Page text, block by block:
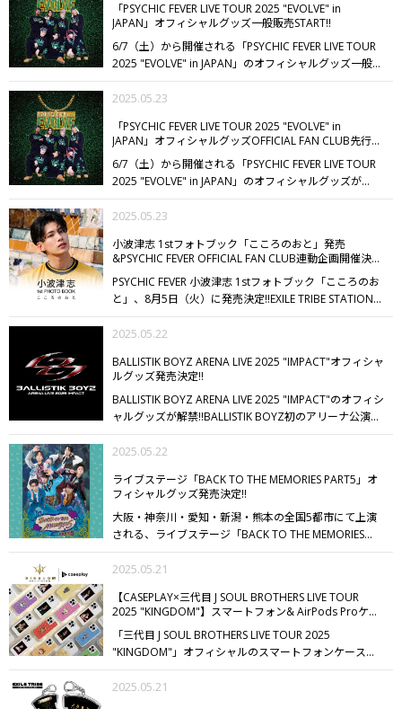
させていただきます。
場!!EXILE ATSUSHI LIVE TOUR 2025 "Heart to Heart" ～
復活祭～、"Heart to Heart" Season 2グッズを10,000
円以上お買い上げの方には「Heart to Heart ビニールバ
ッグ」をプレゼント!!グッズをGETして、「EXILE
ATSUSHI LIVE TOUR 2025 "Heart to Heart" Season 2」
をさらに盛り上げましょう!!
日：5/27（火）12:00■EXILE TRIBE STATION by Tree
Village YOKOHAMA発売日：5/27（火）11:00
※混雑時
にはデジタル入場整理券を発行し入場規制をさせていた
だきます。詳細につきましては、発売前日20:00までに
よりXにてご案内いたします。
「PSYCHIC FEVER LIVE TOUR 2025 "EVOLVE" in
JAPAN」オフィシャルグッズ一般販売START!!
6/7（土）から開催される「PSYCHIC FEVER LIVE TOUR
2025 "EVOLVE" in JAPAN」のオフィシャルグッズ一般販
売がSTARTしました!!会場を“EVOLVE”カラーのグリーン
に染めるサインライトや”PSYCHIC FEVER”の文字がSNS
風ツアーロゴが存在感抜群のツアーTシャツはスタイル
アップできるドローコード付きクロップド丈も登場!!ま
た、撮り下ろしフォトを使用したレトロポップなデザイ
ンのBIGフォトTシャツもラインナップ☆ぜひお好みのデ
ザインのTシャツを身につけてLIVEを楽しんでください!!
そのほかコーディネートのワンポイントにぴったりなメ
ーンをあしらったヘアピンセット、撮り下ろしフォトを
使用したアクリルスタンド・フォトカード、キャラクタ
ーフォトカードケースキーホルダーなど日常でも楽しめ
るアイテムにも大注目!!さらに、PSYCHIC FEVERを象徴
するロゴネックレスがラバーネックレスになって登場!!
ビビッドなカラーが目立つこと間違いなし♪
インのネームグラフィックをステッカー風に散りばめた
会場限定デザインのラゲッジタグもぜひGETしてくださ
JAPAN」グッズを10,000円以上お買い上げの方にはフォ
トシートをプレゼント!!
「PSYCHIC FEVER LIVE TOUR 2025 "EVOLVE" in
JAPAN」オフィシャルグッズOFFICIAL FAN CLUB先行販
売START!!
2025.05.23
6/7（土）から開催される「PSYCHIC FEVER LIVE TOUR
2025 "EVOLVE" in JAPAN」のオフィシャルグッズが
PSYCHIC FEVER OFFICIAL FAN CLUBを対象に先行販売
STARTしました!!
もバッチリなマフラータオルをはじめ、ネックレス風ツ
アーロゴが存在感抜群のツアーTシャツはスタイルアッ
プできるドローコード付きクロップド丈も登場!!また、
撮り下ろしフォトを使用したレトロポップなデザインの
BIGフォトTシャツもラインナップ☆ぜひお好みのデザイ
ンのTシャツを身につけてLIVEを楽しんでください!!
ックシルバーのポーチ付きエコバッグやラインストーン
をあしらったヘアピンセット、撮り下ろしフォトを使用
したアクリルスタンド・フォトカード、キャラクターフ
ォトカードケースキーホルダーなど日常でも楽しめるア
イテムにも大注目!!さらに、PSYCHIC FEVERを象徴する
ロゴネックレスがラバーネックレスになって登場!!
ッドなカラーが目立つこと間違いなし♪
WEESAデザイン
のネームグラフィックをステッカー風に散りばめた会場
「PSYCHIC FEVER LIVE TOUR 2025 "EVOLVE" in
JAPAN」グッズを10,000円以上お買い上げの方にはフォ
トシートをプレゼント!!【グッズ発売日】＜PSYCHIC
FEVER OFFICIAL FAN CLUB先行販売＞
STATION TOKYO/OSAKA販売期間：5/23（金）12:00～
15:00 ■EXILE TRIBE STATION ONLINE STORE販売期間：
STATION TOKYO/OSAKA販売開始日：5/23（金）15:00
～※5/23（金）12:00～15:00FC先行販売後に一般販売
ご案内となります。
小波津志 1stフォトブック「こころのおと」発売
&PSYCHIC FEVER OFFICIAL FAN CLUB連動企画開催決
2025.05.23
PSYCHIC FEVER 小波津志 1stフォトブック「こころのお
と」、8月5日（火）に発売決定!!EXILE TRIBE STATION
ONLINE STOREにて、予約受付スタート!!今回の撮影は、
PSYCHIC FEVERがデビュー直後に活動拠点としていたタ
は、沖縄出身である小波津志にとって、「どこか故郷の
ように安心する場所」であるとのことで、彼の素顔を捉
えるべく制作チーム揃ってタイへ。初のフォトブックと
いうことで、彼のこれまでを直筆年表をもとに振り返っ
てもらったり、PSYCHIC FEVERになってから、そして今
現在の想いまで徹底取材。心底に秘めたファイターな一
となく収録予定。ページをめくるたびコロコロと変わる
小波津さんの表情から、いろんな「おと」が聴こえてき
そうな100枚以上の撮り下ろしカットはもちろん、彼の
愛される理由が詰まったページ、本誌と合わせて楽しめ
る特典がついていたりと、音楽を愛する小波津さんなら
では、これまでにない（!?）遊び心たっぷりのフォトブ
ックとなっています。
ブック、ようやくみなさんに発表できました。嬉しいで
が率直な感想でしたが、いつか必ず！と、叶えたいこと
リストに入れていた夢の１つだったので、しっかり準備
をして撮影に挑みました。第二の故郷とも言えるタイで
の撮影ということもあって、「自分らしいなぁ〜！」と
BALLISTIK BOYZ ARENA LIVE 2025 "IMPACT"オフィシャ
ルグッズ発売決定!!
2025.05.22
BALLISTIK BOYZ ARENA LIVE 2025 "IMPACT"のオフィシ
ャルグッズが解禁!!BALLISTIK BOYZ初のアリーナ公演開
催にあわせて、メンバーの個性溢れるプロデュースグッ
ズがついに初登場!!
ラッグ・マフラータオルに加え、撮り下ろしフォトを使
用したTシャツ、グループカラーのオレンジを基調とし
たオリジナルロゴデザインのクロップドTシャツがライ
ンナップ!!また、お好みの使い方ができる2Wayナップサ
ックやLIVEロゴのメタルキーホルダーに加え、BBZOO
キャラクターアイテムではメンバーネーム&オリジナル
グストラップ、BALI-BALIお煎餅入り巾着と日常使いに
もぴったりなアイテムを取り揃えました♪
撮り下ろしビ
ジュアルのアクリルスタンドとフォトカードも必見で
す!!公演場所・日付がプリントされた会場限定の御楽印
も記念にぜひGETしてください!!「BALLISTIK BOYZ
ARENA LIVE 2025 "IMPACT"」グッズを12,000円以上お
ライブステージ「BACK TO THE MEMORIES PART5」オ
フィシャルグッズ発売決定!!
2025.05.22
大阪・神奈川・愛知・新潟・熊本の全国5都市にて上演
される、ライブステージ「BACK TO THE MEMORIES
PART5」のオフィシャルグッズが解禁!!BACK TO THE
MEMORIESでおなじみのタンバリン・リングライト・マ
イズカラーで登場!!タンバリンストラップやデニム生地
のキーホルダーに加えて、メインビジュアル＆デニム衣
装のビジュアルアイテムにも注目!!【発売日】
5/30（金）12:00発売!!■オンラインサイト■販売店舗・
EXILE TRIBE STATION TOKYO/OSAKA・エンタメショッ
プ ～ツリービレッジ～
【CASEPLAY×三代目 J SOUL BROTHERS LIVE TOUR
2025 "KINGDOM"】スマートフォン& AirPods Proケー
2025.05.21
「三代目 J SOUL BROTHERS LIVE TOUR 2025
"KINGDOM"」オフィシャルのスマートフォンケース、
AirPods ProケースがCASEPLAYにて販売決定!!スマート
フォンケースはツアーロゴやビジュアル、キャラクター
2025.05.21